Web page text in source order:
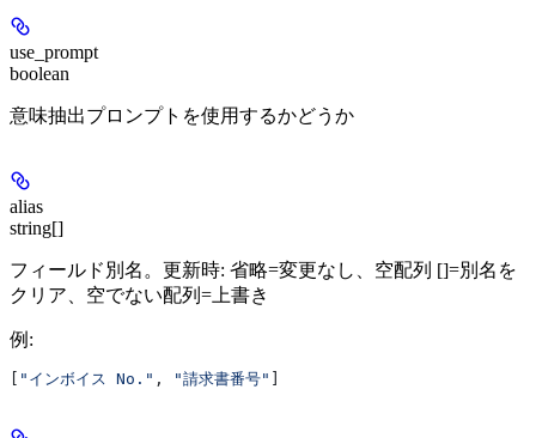
use_prompt
boolean
意味抽出プロンプトを使用するかどうか
alias
string[]
フィールド別名。更新時: 省略=変更なし、空配列 []=別名を
クリア、空でない配列=上書き
例 :
[ "インボイス No." , "請求書番号" ]